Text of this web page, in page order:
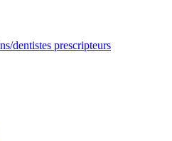
dentistes prescripteurs